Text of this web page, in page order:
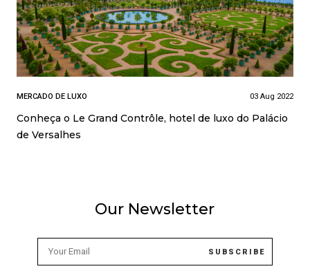
MERCADO DE LUXO 03 Aug 2022
Conheça o Le Grand Contrôle, hotel de luxo do Palácio
de Versalhes
Our Newsletter